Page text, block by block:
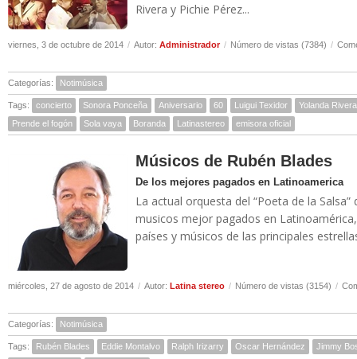
Rivera y Pichie Pérez...
viernes, 3 de octubre de 2014 / Autor: Administrador / Número de vistas (7384) /
Categorías: Notimúsica
Tags: concierto Sonora Ponceña Aniversario 60 Luigui Texidor
Yolanda Rivera
Prende el fogón
Sola vaya Boranda Latinastereo emisora oficial
Músicos de Rubén Blades
De los mejores pagados en Latinoamerica
La actual orquesta del “Poeta de la
musicos mejor pagados en
países y músicos de las principales
miércoles, 27 de agosto de 2014 / Autor: Latina stereo / Número de vistas (3154) /
Categorías: Notimúsica
Tags: Rubén Blades Eddie Montalvo Ralph Irizarry Oscar Hernández
Jimmy